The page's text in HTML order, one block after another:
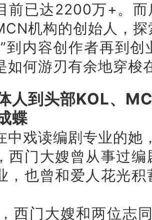
前已达2200万+。 而
机构的创始人，
到内容创作者再到
如何游刃有余地穿梭
人到头部KOL、
蝶
中戏读编剧专业的她
西门大嫂曾从事过
，也曾和爱人花光
西门大嫂和两位志